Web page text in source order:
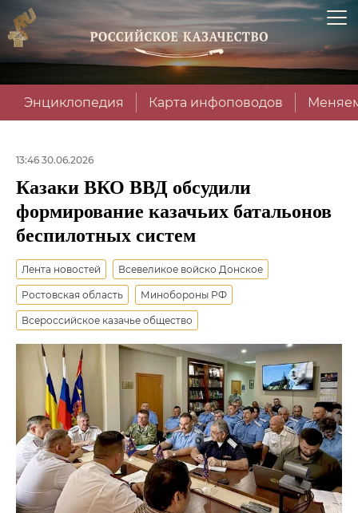
Энциклопедия Карта инфоповодов
13:46 30.06.2026
Казаки ВКО ВВД обсудили
формирование казачьих батальонов
беспилотных систем
Лента новостей Всевеликое войско Донское
Ростовская область Минобороны РФ
Всероссийское казачье общество